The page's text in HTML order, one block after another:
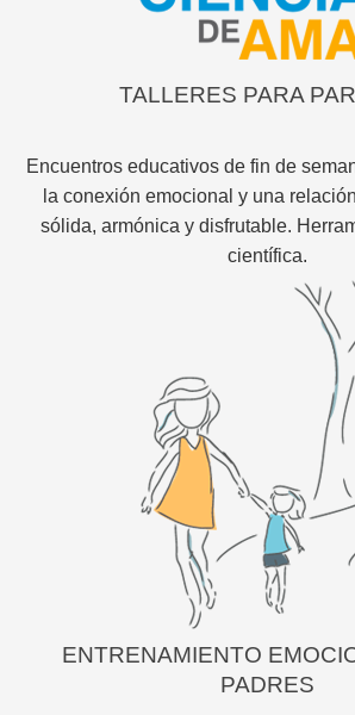
TALLERES PARA
Encuentros educativos de fin de
la conexión emocional y una
sólida, armónica y disfrutable.
científica.
ENTRENAMIENTO
PADRES